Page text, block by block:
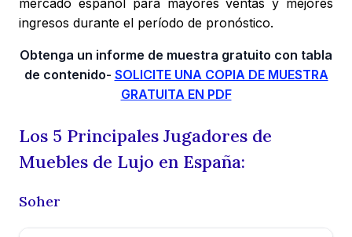
mercado español para mayores ventas y mejores
ingresos durante el período de pronóstico.
Obtenga un informe de muestra gratuito con tabla
de contenido- SOLICITE UNA COPIA DE MUESTRA
GRATUITA EN PDF
Los 5 Principales Jugadores de
Muebles de Lujo en España:
Soher